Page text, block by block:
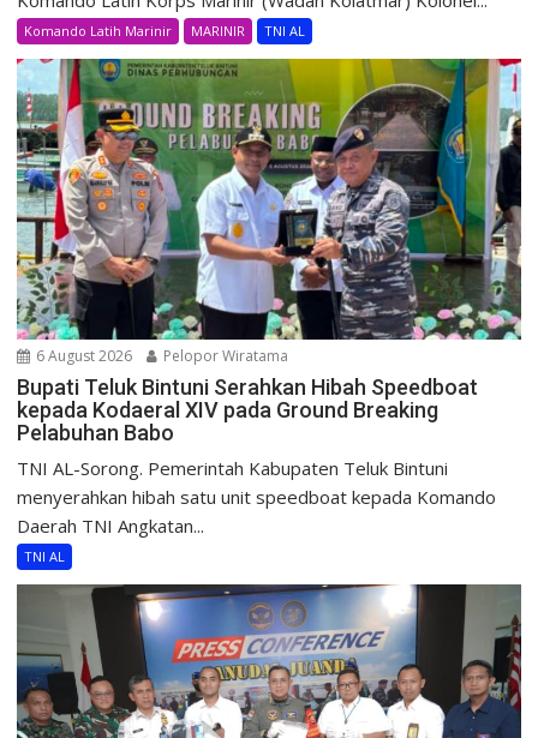
Komando Latih Marinir MARINIR TNI AL
6 August 2026 Pelopor Wiratama
Bupati Teluk Bintuni Serahkan Hibah Speedboat
kepada Kodaeral XIV pada Ground Breaking
Pelabuhan Babo
TNI AL-Sorong. Pemerintah Kabupaten Teluk Bintuni
menyerahkan hibah satu unit speedboat kepada Komando
Daerah TNI Angkatan...
TNI AL